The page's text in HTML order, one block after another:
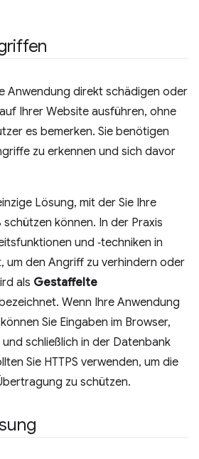
Anwendung direkt schädigen oder
Ihrer Website ausführen, ohne
es bemerken. Sie benötigen
zu erkennen und sich davor
Lösung, mit der Sie Ihre
können. In der Praxis
und ‑techniken in
um den Angriff zu verhindern oder
als Gestaffelte
Wenn Ihre Anwendung
Sie Eingaben im Browser,
schließlich in der Datenbank
Sie HTTPS verwenden, um die
zu schützen.